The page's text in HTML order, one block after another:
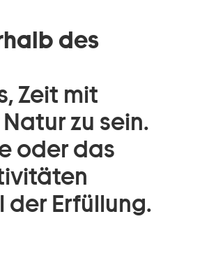
des
Zeit mit
zu sein.
oder das
der Erfüllung.